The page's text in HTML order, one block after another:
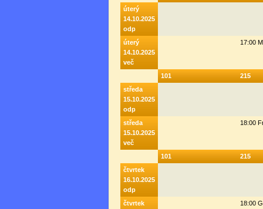
úterý
14.10.2025
odp
úterý
14.10.2025
več
17:00
101
215
středa
15.10.2025
odp
středa
15.10.2025
več
18:00
101
215
čtvrtek
16.10.2025
odp
čtvrtek
18:00